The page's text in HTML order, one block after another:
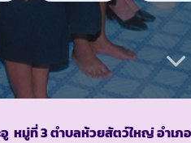
หมู่ที่ 3 ตำบลห้วยสัตว์ใหญ่ อำเภ